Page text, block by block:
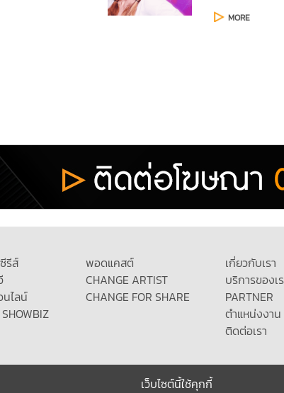
MORE
รีส์
นไลน์
พอดแคสต์
CHANGE ARTIST
CHANGE FOR SHARE
เกี่ยวกับเรา
บริการของเ
PARTNER
ตำแหน่งงาน
ติดต่อเรา
เว็บไซต์นี้ใช้คุกกี้